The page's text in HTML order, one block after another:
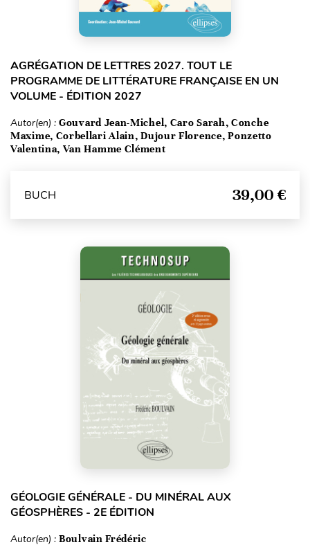
AGRÉGATION DE LETTRES 2027. TOUT LE
PROGRAMME DE LITTÉRATURE FRANÇAISE EN UN
VOLUME - ÉDITION 2027
Autor(en) : Gouvard Jean-Michel, Caro Sarah, Conche
Maxime, Corbellari Alain, Dujour Florence, Ponzetto
Valentina, Van Hamme Clément
BUCH 39,00 €
GÉOLOGIE GÉNÉRALE - DU MINÉRAL AUX
GÉOSPHÈRES - 2E ÉDITION
Autor(en) : Boulvain Frédéric